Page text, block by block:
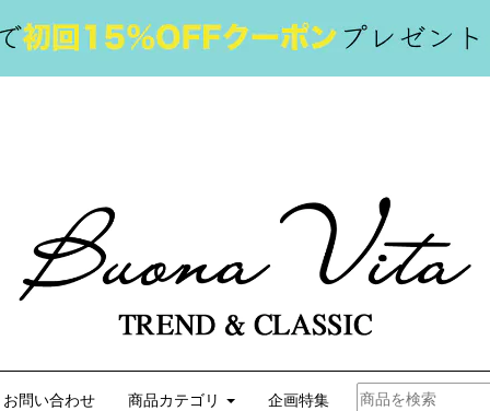
お問い合わせ 商品カテゴリ 企画特集